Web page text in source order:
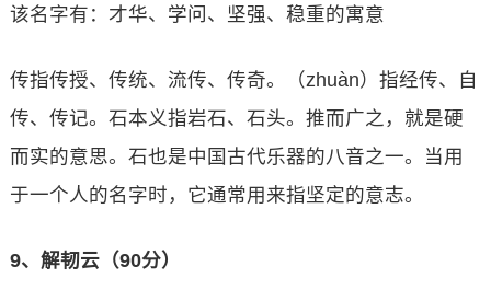
该名字有：才华、学问、坚强、稳重的寓意
传指传授、传统、流传、传奇。（zhuàn）指经传、自
传、传记。石本义指岩石、石头。推而广之，就是硬
而实的意思。石也是中国古代乐器的八音之一。当用
于一个人的名字时，它通常用来指坚定的意志。
9、解韧云（90分）